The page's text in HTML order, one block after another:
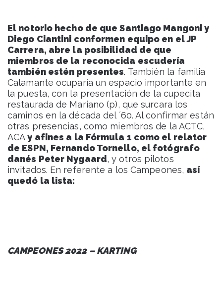
El notorio hecho de que Santiago Mangoni y
Diego Ciantini conformen equipo en el JP
Carrera, abre la posibilidad de que
miembros de la reconocida escudería
también estén presentes. También la familia
Calamante ocuparía un espacio importante en
la puesta, con la presentación de la cupecita
restaurada de Mariano (p), que surcara los
caminos en la década del ´60. Al confirmar están
otras presencias, como miembros de la ACTC,
ACAy afines a la Fórmula 1 como el relator
de ESPN, Fernando Tornello, el fotógrafo
danés Peter Nygaard, y otros pilotos
invitados. En referente a los Campeones, así
quedó la lista:
CAMPEONES 2022 – KARTING